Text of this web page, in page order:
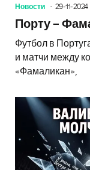
Новости 29-11-2024
Порту –
Футбол в
и матчи между
«Фамаликан»,